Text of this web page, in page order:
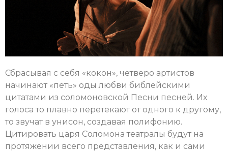
Сбрасывая с себя «кокон», четверо артистов
начинают «петь» оды любви библейскими
цитатами из соломоновской Песни песней. Их
голоса то плавно перетекают от одного к другому,
то звучат в унисон, создавая полифонию.
Цитировать царя Соломона театралы будут на
протяжении всего представления, как и сами